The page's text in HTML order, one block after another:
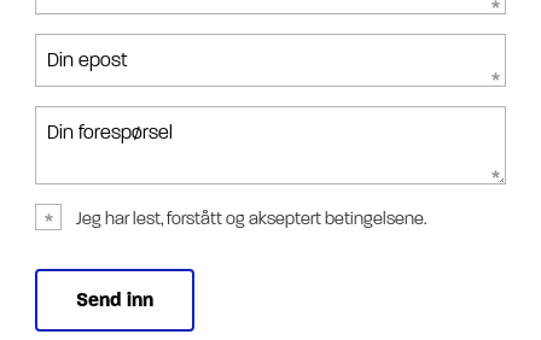
Din epost
Din forespørsel
Jeg har lest, forstått og akseptert betingelsene.